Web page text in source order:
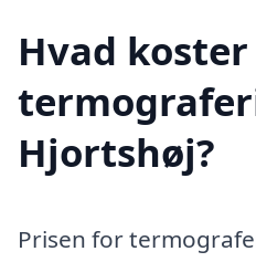
Hvad koster
Hjortshøj?
Prisen for